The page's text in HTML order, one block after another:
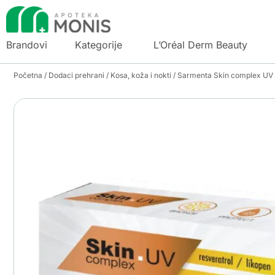
Brandovi Kategorije L’Oréal Derm Beauty
Početna / Dodaci prehrani / Kosa, koža i nokti / Sarmenta Skin complex